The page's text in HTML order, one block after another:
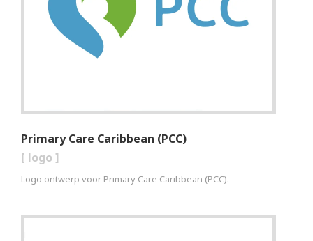
Primary Care Caribbean (PCC)
[ logo ]
Logo ontwerp voor Primary Care Caribbean (PCC).